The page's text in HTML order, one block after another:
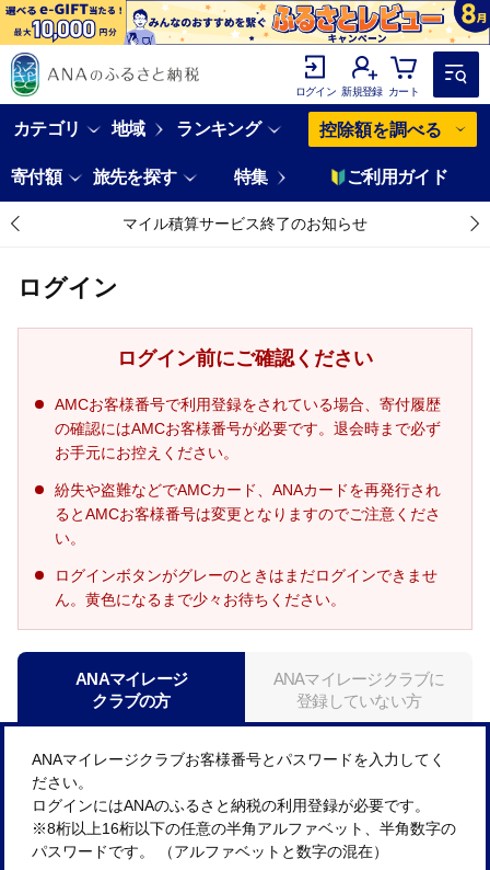
ログイン 新規登録 カート
カテゴリ 地域 ランキング 控除額を調べる
寄付額 旅先を探す 特集 ご利用ガイド
マイル積算サービス終了のお知らせ
ログイン
ログイン前にご確認ください
AMCお客様番号で利用登録をされている場合、寄付履歴
の確認にはAMCお客様番号が必要です。退会時まで必ず
お手元にお控えください。
紛失や盗難などでAMCカード、ANAカードを再発行され
るとAMCお客様番号は変更となりますのでご注意くださ
い。
ログインボタンがグレーのときはまだログインできませ
ん。黄色になるまで少々お待ちください。
ANAマイレージ
クラブの方
ANAマイレージクラブに
登録していない方
ANAマイレージクラブお客様番号とパスワードを入力してく
ださい。
ログインにはANAのふるさと納税の利用登録が必要です。
※8桁以上16桁以下の任意の半角アルファベット、半角数字の
パスワードです。 （アルファベットと数字の混在）